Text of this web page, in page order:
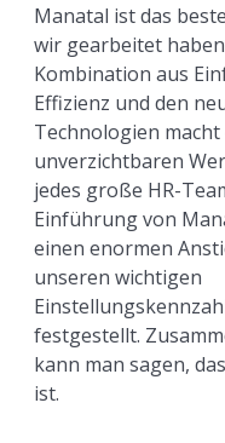
Manatal ist das
wir gearbeitet
Kombination aus
Effizienz und den
Technologien macht
unverzichtbaren
jedes große HR-
Einführung von
einen enormen
unseren wichtigen
festgestellt.
kann man sagen,
ist.